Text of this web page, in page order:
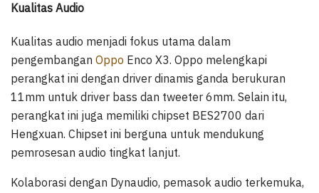
Kualitas Audio
Kualitas audio menjadi fokus utama dalam
pengembangan Oppo Enco X3. Oppo melengkapi
perangkat ini dengan driver dinamis ganda berukuran
11mm untuk driver bass dan tweeter 6mm. Selain itu,
perangkat ini juga memiliki chipset BES2700 dari
Hengxuan. Chipset ini berguna untuk mendukung
pemrosesan audio tingkat lanjut.
Kolaborasi dengan Dynaudio, pemasok audio terkemuka,